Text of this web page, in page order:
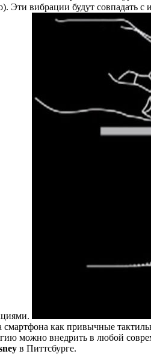
Эти вибрации будут совпадать
как привычные
можно внедрить в любой
в Питтсбурге.